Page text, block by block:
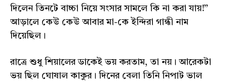
দিলেন তিনটে বাচ্চা নিয়ে সংসার সামলে কি না করা যায়!”
আড়ালে কেউ কেউ আবার মা-কে ইন্দিরা গান্ধী নাম
দিয়েছিল।
রাত্রে শুধু শিয়ালের ডাকেই ভয় করতাম, তা নয়। আরেকটা
ভয় ছিল ঘোষাল কাকুর। দিনের বেলা তিনি নিপাট ভাল